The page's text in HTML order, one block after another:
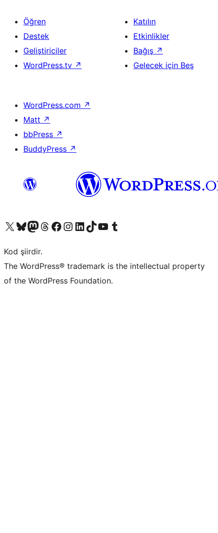
Öğren
Destek
Geliştiriciler
WordPress.tv ↗
Katılın
Etkinlikler
Bağış ↗
Gelecek için Beş
WordPress.com ↗
Matt ↗
bbPress ↗
BuddyPress ↗
X (eski Twitter) hesabımıza bakın
Bluesky hesabımızı ziyaret edinMastodon hesabımızı ziyaret edinThreads hesabımızı ziyaret edinFacebook sayfamızı ziyaret edinInstagram hesabımızı ziyaret edinLinkedIn hesabımızı ziyaret edinTikTok hesabımızı ziyaret edinYouTube kanalımızı ziyaret edinTumblr hesabımızı ziyaret edin
Kod şiirdir.
The WordPress® trademark is the intellectual property
of the WordPress Foundation.